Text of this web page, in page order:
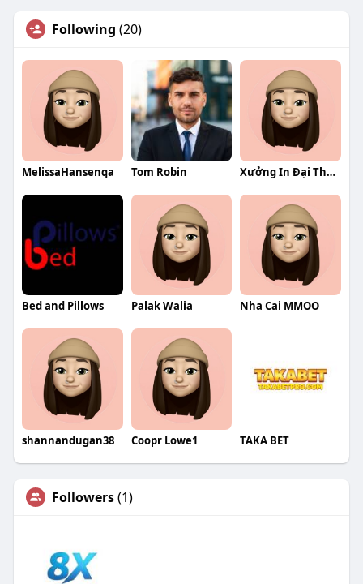
Following (20)
MelissaHansenqa Tom Robin Xưởng In Đại Thành
Bed and Pillows Palak Walia Nha Cai MMOO
shannandugan38 Coopr Lowe1 TAKA BET
Followers(1)